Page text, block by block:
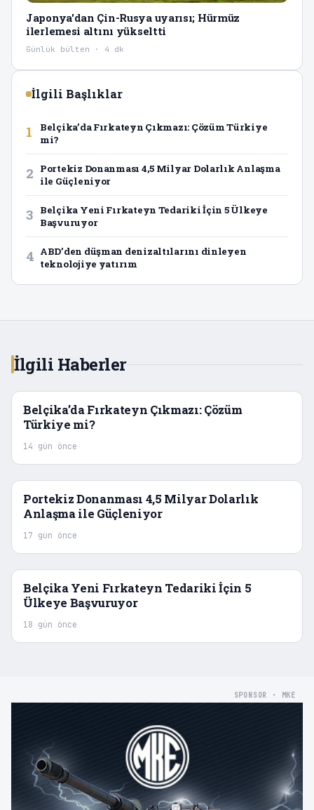
Japonya'dan Çin-Rusya uyarısı; Hürmüz
ilerlemesi altını yükseltti
Günlük bülten · 4 dk
İlgili Başlıklar
1
Belçika’da Fırkateyn Çıkmazı: Çözüm Türkiye
mi?
2
Portekiz Donanması 4,5 Milyar Dolarlık Anlaşma
ile Güçleniyor
3
Belçika Yeni Fırkateyn Tedariki İçin 5 Ülkeye
Başvuruyor
4 ABD’den düşman denizaltılarını dinleyen
teknolojiye yatırım
İlgili Haberler
Belçika’da Fırkateyn Çıkmazı: Çözüm
Türkiye mi?
14 gün önce
Portekiz Donanması 4,5 Milyar Dolarlık
Anlaşma ile Güçleniyor
17 gün önce
Belçika Yeni Fırkateyn Tedariki İçin 5
Ülkeye Başvuruyor
18 gün önce
SPONSOR · MKE